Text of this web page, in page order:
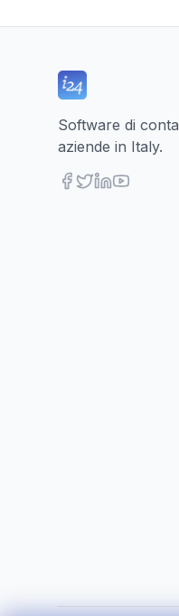
Software di
aziende in Italy.